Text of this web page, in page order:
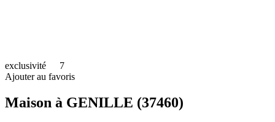
exclusivité
7
Ajouter au favoris
Maison à GENILLE (37460)